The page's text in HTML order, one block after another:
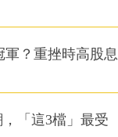
軍？重挫時高股息
「這3檔」最受